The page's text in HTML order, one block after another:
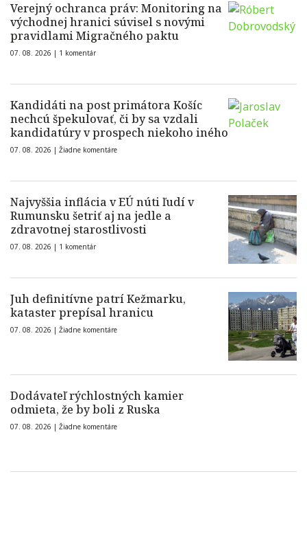
Verejný ochranca práv: Monitoring na
východnej hranici súvisel s novými
pravidlami Migračného paktu
07. 08. 2026 | 1 komentár
Kandidáti na post primátora Košíc
nechcú špekulovať, či by sa vzdali
kandidatúry v prospech niekoho iného
07. 08. 2026 | Žiadne komentáre
Najvyššia inflácia v EÚ núti ľudí v
Rumunsku šetriť aj na jedle a
zdravotnej starostlivosti
07. 08. 2026 | 1 komentár
Juh definitívne patrí Kežmarku,
kataster prepísal hranicu
07. 08. 2026 | Žiadne komentáre
Dodávateľ rýchlostných kamier
odmieta, že by boli z Ruska
07. 08. 2026 | Žiadne komentáre